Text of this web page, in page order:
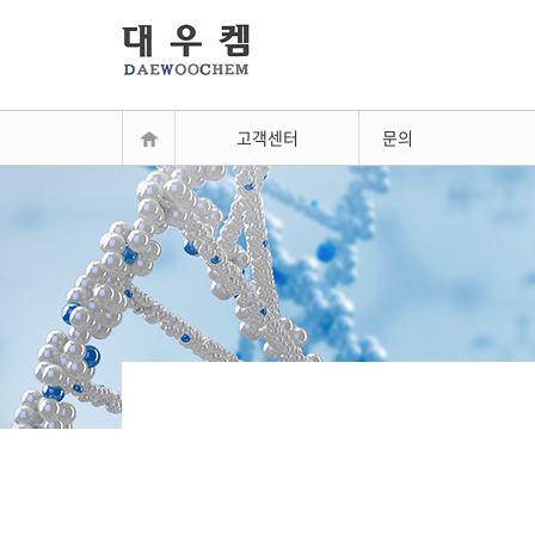
고객센터 문의